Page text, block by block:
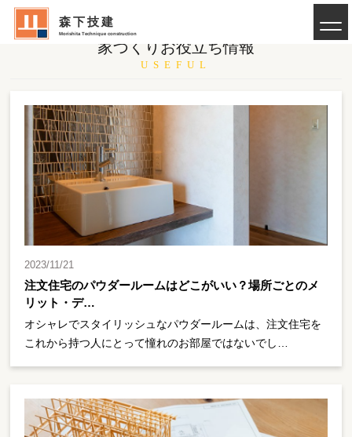
森下技建
Morishita Technique construction
家づくりお役立ち情報
USEFUL
2023/11/21
注文住宅のパウダールームはどこがいい？場所ごとのメ
リット・デ…
オシャレでスタイリッシュなパウダールームは、注文住宅を
これから持つ人にとって憧れのお部屋ではないでし…